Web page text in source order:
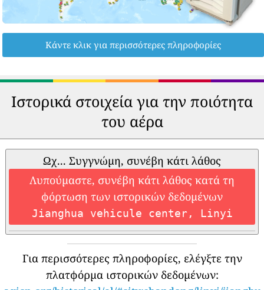
Κάντε κλικ για περισσότερες πληροφορίες
Ιστορικά στοιχεία για την ποιότητα
του αέρα
Ωχ... Συγγνώμη, συνέβη κάτι λάθος
Λυπούμαστε, συνέβη κάτι λάθος κατά τη
φόρτωση των ιστορικών δεδομένων
Jianghua vehicule center, Linyi
Για περισσότερες πληροφορίες, ελέγξτε την
πλατφόρμα ιστορικών δεδομένων: